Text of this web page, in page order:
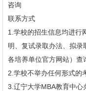
咨询
联系方式
1.学校的招生信息均进行
明、复试录取办法、拟
各培养单位官方网站）查
2.学校不举办任何形式的
3.辽宁大学MBA教育中心